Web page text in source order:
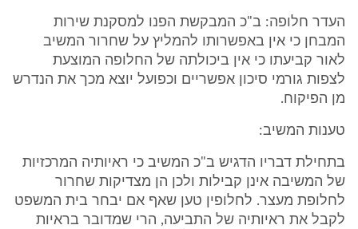
העדר חלופה: ב"כ המבקשת הפנו למסקנת שירות
המבחן כי אין באפשרותו להמליץ על שחרור המשיב
לאור קביעתו כי אין ביכולתה של החלופה המוצעת
לצפות גורמי סיכון אפשריים וכפועל יוצא מכך את הנדרש
מן הפיקוח.
טענות המשיב:
בתחילת דבריו הדגיש ב"כ המשיב כי ראיותיה המרכזיות
של המשיבה אינן קבילות ולכן הן מצדיקות שחרור
לחלופת מעצר. לחלופין טען שאף אם יבחר בית המשפט
לקבל את ראיותיה של התביעה, הרי שמדובר בראיות